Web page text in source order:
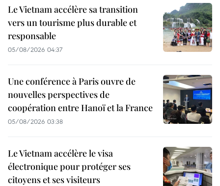
Le Vietnam accélère sa transition
vers un tourisme plus durable et
responsable
05/08/2026 04:37
Une conférence à Paris ouvre de
nouvelles perspectives de
coopération entre Hanoï et la France
05/08/2026 03:38
Le Vietnam accélère le visa
électronique pour protéger ses
citoyens et ses visiteurs